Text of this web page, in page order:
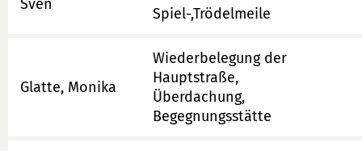
Sven
Spiel-,Trödelmeile
Glatte, Monika
Wiederbelegung der
Hauptstraße,
Überdachung,
Begegnungsstätte